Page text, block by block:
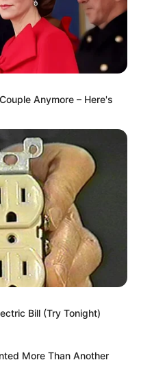
Anymore – Here's
Bill (Try Tonight)
More Than Another